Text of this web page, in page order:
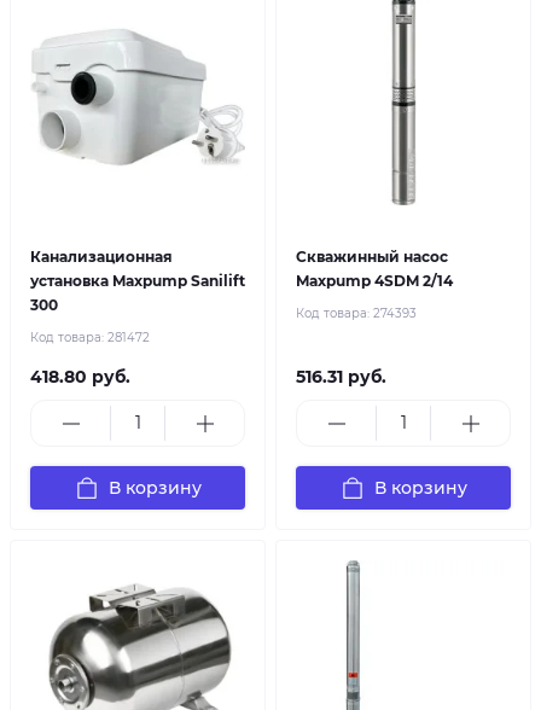
Канализационная
установка Maxpump Sanilift
300
Код товара: 281472
418.80 руб.
В корзину
Скважинный насос
Maxpump 4SDM 2/14
Код товара: 274393
516.31 руб.
В корзину